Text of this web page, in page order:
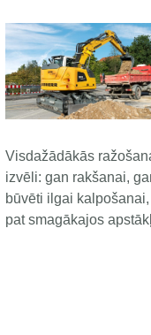
Visdažādākās
izvēli: gan rakšanai,
būvēti ilgai
pat smagākajos